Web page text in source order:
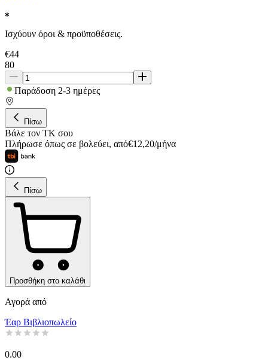
Ισχύουν όροι & προϋποθέσεις.
€44
80
Παράδοση 2-3 ημέρες
Πίσω
Βάλε τον ΤΚ σου
Πλήρωσε όπως σε βολεύει, από€12,20/μήνα
Πίσω
Προσθήκη στο καλάθι
Αγορά από
Έαρ Βιβλιοπωλείο
0.00